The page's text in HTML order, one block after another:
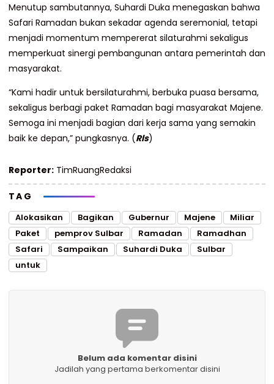
Menutup sambutannya, Suhardi Duka menegaskan bahwa
Safari Ramadan bukan sekadar agenda seremonial, tetapi
menjadi momentum mempererat silaturahmi sekaligus
memperkuat sinergi pembangunan antara pemerintah dan
masyarakat.
“Kami hadir untuk bersilaturahmi, berbuka puasa bersama,
sekaligus berbagi paket Ramadan bagi masyarakat Majene.
Semoga ini menjadi bagian dari kerja sama yang semakin
baik ke depan,” pungkasnya. (Rls)
Reporter: TimRuangRedaksi
TAG
Alokasikan Bagikan Gubernur Majene
Miliar
Paket
pemprov Sulbar Ramadan
Ramadhan
Safari
Sampaikan Suhardi Duka
Sulbar
untuk
Belum ada komentar disini
Jadilah yang pertama berkomentar disini